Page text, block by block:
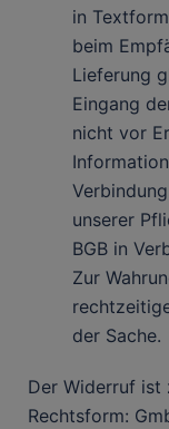
in
beim
Lieferung
Eingang
nicht vor
unserer
BGB in
Zur
der Sache.
Der Widerruf ist
Rechtsform: